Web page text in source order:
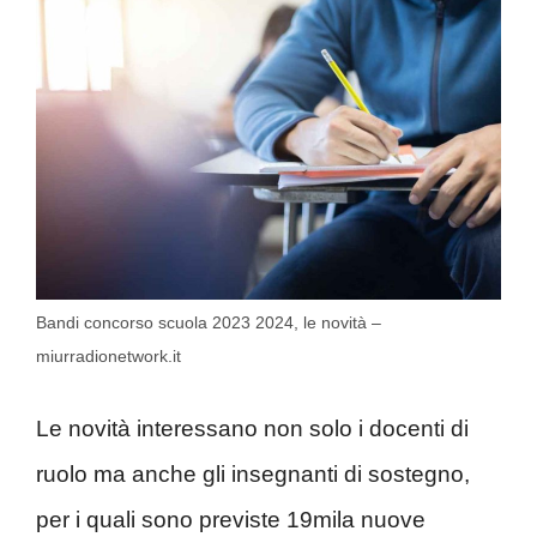
Bandi concorso scuola 2023 2024, le novità –
miurradionetwork.it
Le novità interessano non solo i docenti di
ruolo ma anche gli insegnanti di sostegno,
per i quali sono previste 19mila nuove